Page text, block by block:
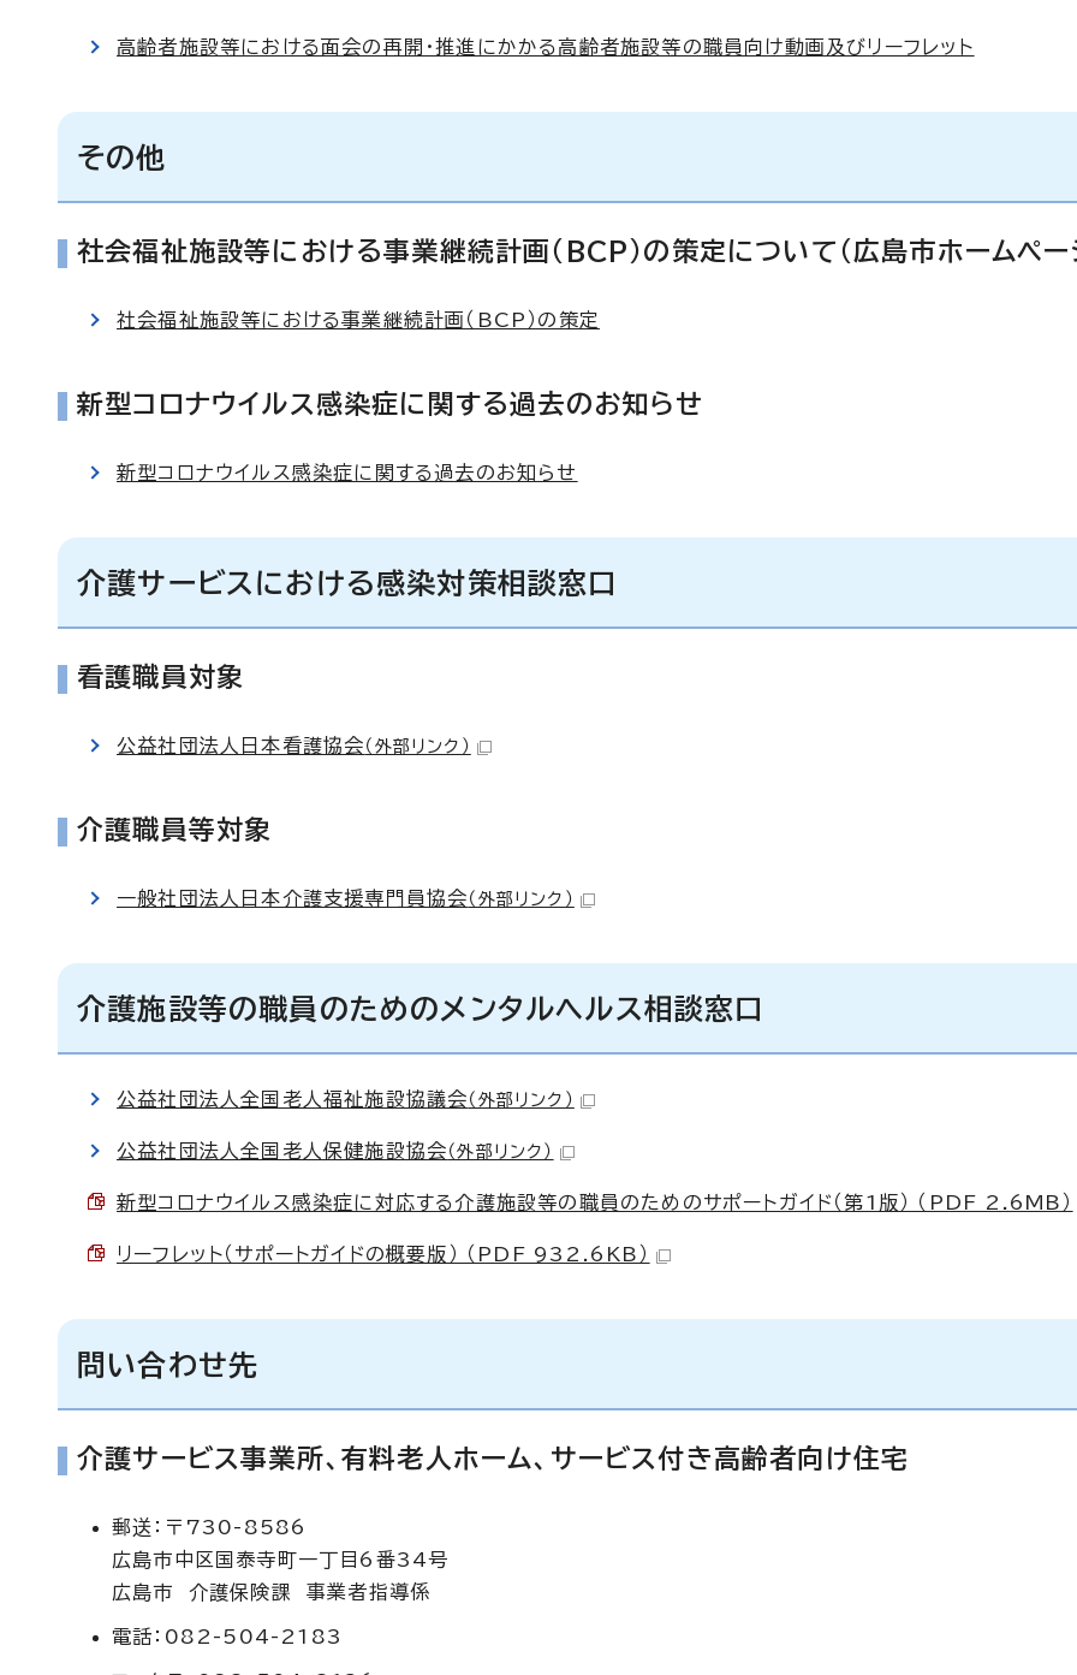
高齢者施設等における面会の再開・推進にかかる高齢者施設等の職員向け動画及びリーフレット
その他
社会福祉施設等における事業継続計画（BCP）の策定について（広島市ホームペー
社会福祉施設等における事業継続計画（BCP）の策定
新型コロナウイルス感染症に関する過去のお知らせ
新型コロナウイルス感染症に関する過去のお知らせ
介護サービスにおける感染対策相談窓口
看護職員対象
公益社団法人日本看護協会 （外部リンク）
介護職員等対象
一般社団法人日本介護支援専門員協会 （外部リンク）
介護施設等の職員のためのメンタルヘルス相談窓口
公益社団法人全国老人福祉施設協議会 （外部リンク）
公益社団法人全国老人保健施設協会 （外部リンク）
新型コロナウイルス感染症に対応する介護施設等の職員のためのサポートガイド（第1版） （PDF 2.6MB）
リーフレット（サポートガイドの概要版） （PDF 932.6KB）
問い合わせ先
介護サービス事業所、有料老人ホーム、サービス付き高齢者向け住宅
郵送：〒730-8586
広島市中区国泰寺町一丁目6番34号
広島市 介護保険課 事業者指導係
電話：082-504-2183